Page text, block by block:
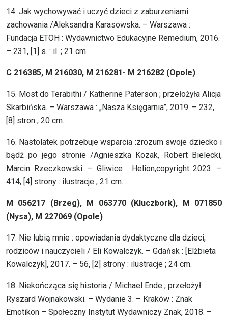
14. Jak wychowywać i uczyć dzieci z zaburzeniami
zachowania /Aleksandra Karasowska. – Warszawa :
Fundacja ETOH : Wydawnictwo Edukacyjne Remedium, 2016.
– 231, [1] s. : il. ; 21 cm.
C 216385, M 216030, M 216281- M 216282 (Opole)
15. Most do Terabithi / Katherine Paterson ; przełożyła Alicja
Skarbińska. – Warszawa : „Nasza Księgarnia”, 2019. – 232,
[8] stron ; 20 cm.
16. Nastolatek potrzebuje wsparcia :zrozum swoje dziecko i
bądź po jego stronie /Agnieszka Kozak, Robert Bielecki,
Marcin Rzeczkowski. – Gliwice : Helion,copyright 2023. –
414, [4] strony : ilustracje ; 21 cm.
M 056217 (Brzeg), M 063770 (Kluczbork), M 071850
(Nysa), M 227069 (Opole)
17. Nie lubią mnie : opowiadania dydaktyczne dla dzieci,
rodziców i nauczycieli / Eli Kowalczyk. – Gdańsk : [Elżbieta
Kowalczyk], 2017. – 56, [2] strony : ilustracje ; 24 cm.
18. Niekończąca się historia / Michael Ende ; przełożył
Ryszard Wojnakowski. – Wydanie 3. – Kraków : Znak
Emotikon – Społeczny Instytut Wydawniczy Znak, 2018. –